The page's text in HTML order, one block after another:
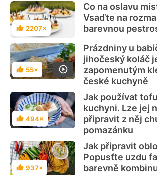
Hodnocení
2207×
Co na oslavu
Vsaďte na
barevnou
Hodnocení
55×
Prázdniny u
jihočeský koláč
zapomenutým
české kuchyně
Hodnocení
494×
Jak používat
kuchyni. Lze jej
připravit z něj
pomazánku
Hodnocení
937×
Jak připravit
Popusťte uzdu
barevně